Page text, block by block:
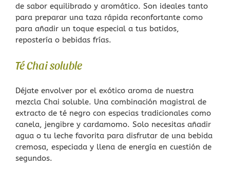
de sabor equilibrado y aromático. Son ideales tanto
para preparar una taza rápida reconfortante como
para añadir un toque especial a tus batidos,
repostería o bebidas frías.
Té Chai soluble
Déjate envolver por el exótico aroma de nuestra
mezcla Chai soluble. Una combinación magistral de
extracto de té negro con especias tradicionales como
canela, jengibre y cardamomo. Solo necesitas añadir
agua o tu leche favorita para disfrutar de una bebida
cremosa, especiada y llena de energía en cuestión de
segundos.